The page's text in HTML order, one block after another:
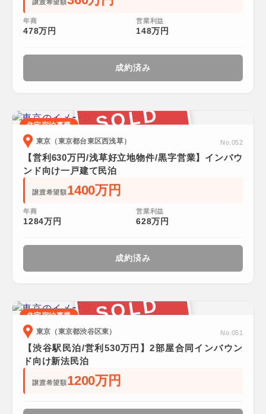
譲渡希望額
年商
478万円
営業利益
148万円
成約済み
SOLD
住宅宿泊事業
東京（東京都台東区西浅草）
No.052
【営利630万円/浅草好立地物件/黒字営業】インバウ
ンド向け一戸建て民泊
譲渡希望額1400万円
年商
1284万円
営業利益
628万円
成約済み
SOLD
住宅宿泊事業
東京（東京都渋谷区東）
No.051
【渋谷駅民泊/営利530万円】2部屋合同インバウン
ド向け新法民泊
譲渡希望額1200万円